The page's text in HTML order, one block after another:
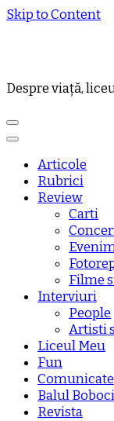
Skip to Content
Despre viață,
Articole
Rubrici
Review
Carti
Filme
Interviuri
People
Artisti
Liceul Meu
Fun
Comunicate
Balul
Revista